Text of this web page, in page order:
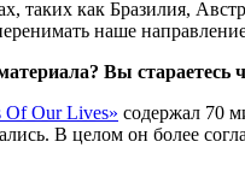
таких как Бразилия,
наше
Вы стараетесь
Of Our Lives» содержал 70
В целом он более